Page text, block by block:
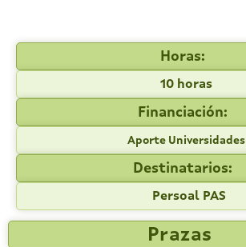
Horas:
10 horas
Financiación:
Aporte Universidades
Destinatarios:
Persoal PAS
Prazas